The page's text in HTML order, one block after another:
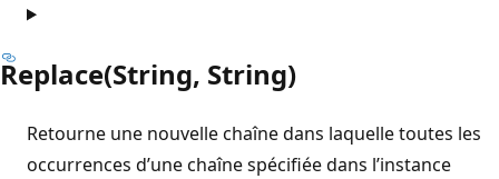
Replace(String, String)
Retourne une nouvelle chaîne dans laquelle toutes les
occurrences d’une chaîne spécifiée dans l’instance